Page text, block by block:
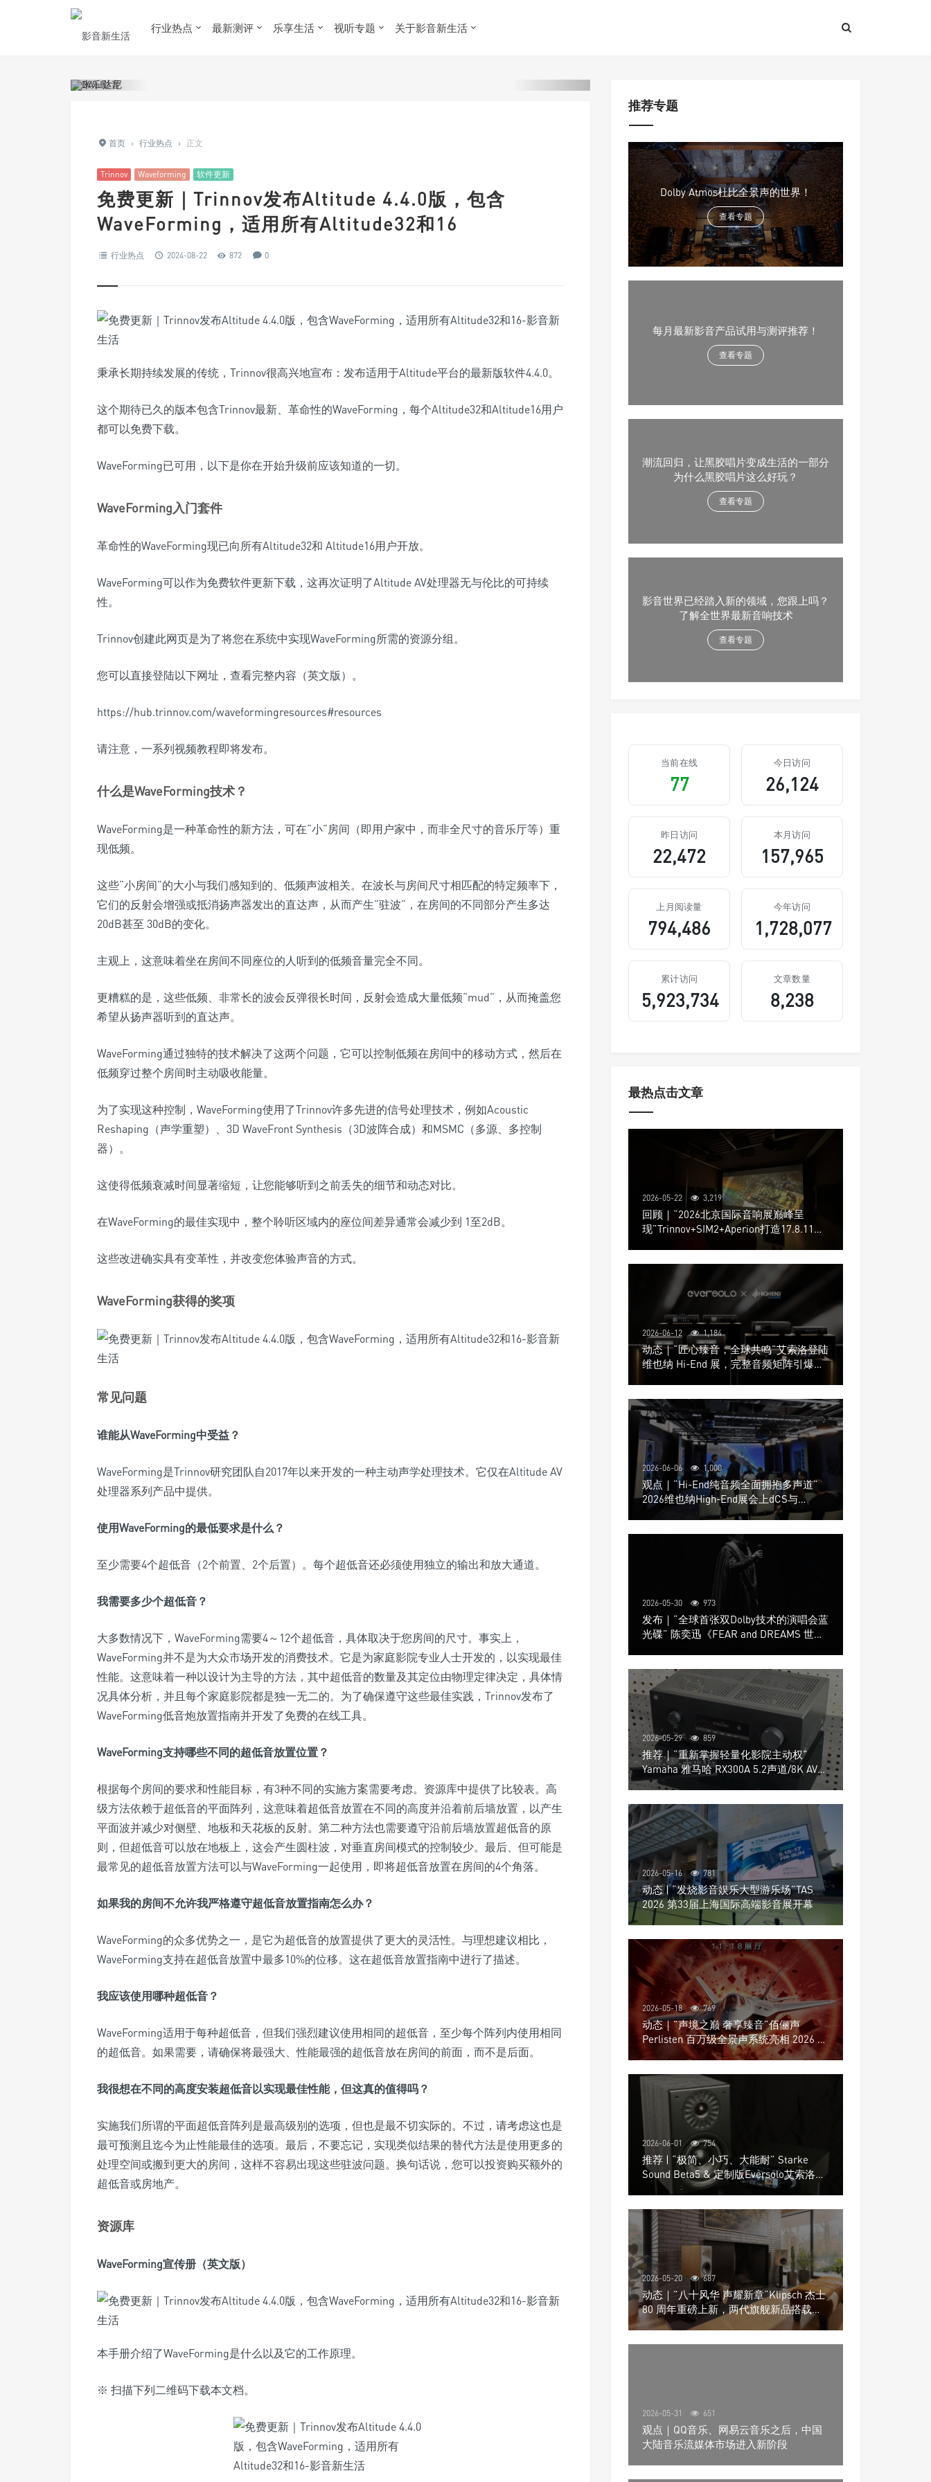
行业热点 最新测评 乐享生活 视听专题 关于影音新生活
首页 › 行业热点 › 正文
Trinnov Waveforming 软件更新
免费更新｜Trinnov发布Altitude 4.4.0版，包含
WaveForming，适用所有Altitude32和16
行业热点 2024-08-22 872 0
秉承长期持续发展的传统，Trinnov很高兴地宣布：发布适用于Altitude平台的最新版软件4.4.0。
这个期待已久的版本包含Trinnov最新、革命性的WaveForming，每个Altitude32和Altitude16用户
都可以免费下载。
WaveForming已可用，以下是你在开始升级前应该知道的一切。
WaveForming入门套件
革命性的WaveForming现已向所有Altitude32和 Altitude16用户开放。
WaveForming可以作为免费软件更新下载，这再次证明了Altitude AV处理器无与伦比的可持续
性。
Trinnov创建此网页是为了将您在系统中实现WaveForming所需的资源分组。
您可以直接登陆以下网址，查看完整内容（英文版）。
https://hub.trinnov.com/waveformingresources#resources
请注意，一系列视频教程即将发布。
什么是WaveForming技术？
WaveForming是一种革命性的新方法，可在“小”房间（即用户家中，而非全尺寸的音乐厅等）重
现低频。
这些“小房间”的大小与我们感知到的、低频声波相关。在波长与房间尺寸相匹配的特定频率下，
它们的反射会增强或抵消扬声器发出的直达声，从而产生“驻波”，在房间的不同部分产生多达
20dB甚至 30dB的变化。
主观上，这意味着坐在房间不同座位的人听到的低频音量完全不同。
更糟糕的是，这些低频、非常长的波会反弹很长时间，反射会造成大量低频“mud”，从而掩盖您
希望从扬声器听到的直达声。
WaveForming通过独特的技术解决了这两个问题，它可以控制低频在房间中的移动方式，然后在
低频穿过整个房间时主动吸收能量。
为了实现这种控制，WaveForming使用了Trinnov许多先进的信号处理技术，例如Acoustic
Reshaping（声学重塑）、3D WaveFront Synthesis（3D波阵合成）和MSMC（多源、多控制
器）。
这使得低频衰减时间显著缩短，让您能够听到之前丢失的细节和动态对比。
在WaveForming的最佳实现中，整个聆听区域内的座位间差异通常会减少到 1至2dB。
这些改进确实具有变革性，并改变您体验声音的方式。
WaveForming获得的奖项
常见问题
谁能从WaveForming中受益？
WaveForming是Trinnov研究团队自2017年以来开发的一种主动声学处理技术。它仅在Altitude AV
处理器系列产品中提供。
使用WaveForming的最低要求是什么？
至少需要4个超低音（2个前置、2个后置）。每个超低音还必须使用独立的输出和放大通道。
我需要多少个超低音？
大多数情况下，WaveForming需要4～12个超低音，具体取决于您房间的尺寸。事实上，
WaveForming并不是为大众市场开发的消费技术。它是为家庭影院专业人士开发的，以实现最佳
性能。这意味着一种以设计为主导的方法，其中超低音的数量及其定位由物理定律决定，具体情
况具体分析，并且每个家庭影院都是独一无二的。为了确保遵守这些最佳实践，Trinnov发布了
WaveForming低音炮放置指南并开发了免费的在线工具。
WaveForming支持哪些不同的超低音放置位置？
根据每个房间的要求和性能目标，有3种不同的实施方案需要考虑。资源库中提供了比较表。高
级方法依赖于超低音的平面阵列，这意味着超低音放置在不同的高度并沿着前后墙放置，以产生
平面波并减少对侧壁、地板和天花板的反射。第二种方法也需要遵守沿前后墙放置超低音的原
则，但超低音可以放在地板上，这会产生圆柱波，对垂直房间模式的控制较少。最后、但可能是
最常见的超低音放置方法可以与WaveForming一起使用，即将超低音放置在房间的4个角落。
如果我的房间不允许我严格遵守超低音放置指南怎么办？
WaveForming的众多优势之一，是它为超低音的放置提供了更大的灵活性。与理想建议相比，
WaveForming支持在超低音放置中最多10%的位移。这在超低音放置指南中进行了描述。
我应该使用哪种超低音？
WaveForming适用于每种超低音，但我们强烈建议使用相同的超低音，至少每个阵列内使用相同
的超低音。如果需要，请确保将最强大、性能最强的超低音放在房间的前面，而不是后面。
我很想在不同的高度安装超低音以实现最佳性能，但这真的值得吗？
实施我们所谓的平面超低音阵列是最高级别的选项，但也是最不切实际的。不过，请考虑这也是
最可预测且迄今为止性能最佳的选项。最后，不要忘记，实现类似结果的替代方法是使用更多的
处理空间或搬到更大的房间，这样不容易出现这些驻波问题。换句话说，您可以投资购买额外的
超低音或房地产。
资源库
WaveForming宣传册（英文版）
本手册介绍了WaveForming是什么以及它的工作原理。
※ 扫描下列二维码下载本文档。
推荐专题
Dolby Atmos杜比全景声的世界！
查看专题
每月最新影音产品试用与测评推荐！
查看专题
潮流回归，让黑胶唱片变成生活的一部分
为什么黑胶唱片这么好玩？
查看专题
影音世界已经踏入新的领域，您跟上吗？
了解全世界最新音响技术
查看专题
当前在线
77
今日访问
26,124
昨日访问
22,472
本月访问
157,965
上月阅读量
794,486
今年访问
1,728,077
累计访问
5,923,734
文章数量
8,238
最热点击文章
2026-05-22 3,219
回顾｜“2026北京国际音响展巅峰呈
现”Trinnov+SIM2+Aperion打造17.8.11声
2026-06-12 1,184
动态｜“匠心臻音，全球共鸣”艾索洛登陆
维也纳 Hi-End 展，完整音频矩阵引爆关
2026-06-06 1,000
观点｜“Hi-End纯音频全面拥抱多声道”
2026维也纳High-End展会上dCS与
Trinnov Audio搭建多声道演示系统
2026-05-30 973
发布｜“全球首张双Dolby技术的演唱会蓝
光碟” 陈奕迅《FEAR and DREAMS 世界
2026-05-29 859
推荐｜“重新掌握轻量化影院主动权”
Yamaha 雅马哈 RX300A 5.2声道/8K AV放
大器
2026-05-16 781
动态 | “发烧影音娱乐大型游乐场”TAS
2026 第33届上海国际高端影音展开幕
2026-05-18 769
动态｜”声境之巅 奢享臻音”佰俪声
Perlisten 百万级全景声系统亮相 2026 北
京国际音响展
2026-06-01 754
推荐 | “极简、小巧、大能耐” Starke
Sound Beta5 & 定制版Eversolo艾索洛
Play音响组合
2026-05-20 687
动态｜”八十风华 声耀新章“Klipsch 杰士
80 周年重磅上新，两代旗舰新品搭载硬
核配置音质再升级
2026-05-31 651
观点｜QQ音乐、网易云音乐之后，中国
大陆音乐流媒体市场进入新阶段